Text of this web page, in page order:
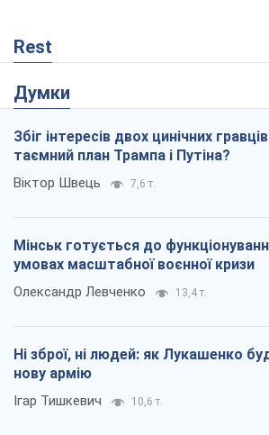
Rest
Думки
Збіг інтересів двох цинічних
таємний план Трампа і Путіна?
Віктор Швець 7,6 т.
Мінськ готується до
умовах масштабної воєнної кризи
Олександр Левченко 13,4 т.
Ні зброї, ні людей: як Лукашенко
нову армію
Ігар Тишкевич 10,6 т.